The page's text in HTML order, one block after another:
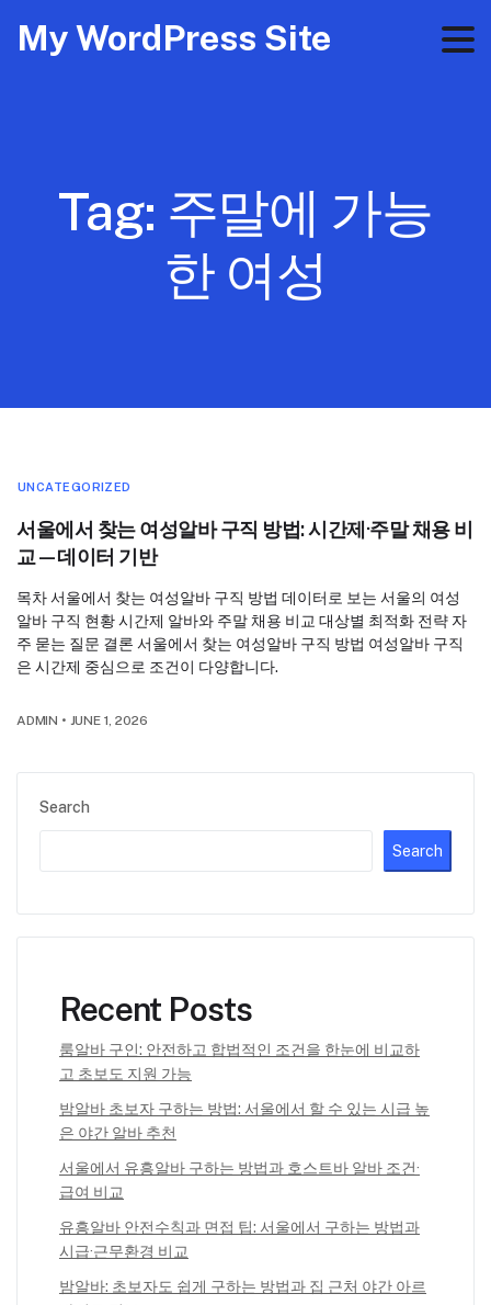
My WordPress Site
Tag: 주말에 가능
한 여성
Search
Search
Recent Posts
룸알바 구인: 안전하고 합법적인 조건을 한눈에 비교하
고 초보도 지원 가능
밤알바 초보자 구하는 방법: 서울에서 할 수 있는 시급 높
은 야간 알바 추천
서울에서 유흥알바 구하는 방법과 호스트바 알바 조건·
급여 비교
유흥알바 안전수칙과 면접 팁: 서울에서 구하는 방법과
시급·근무환경 비교
밤알바: 초보자도 쉽게 구하는 방법과 집 근처 야간 아르
UNCATEGORIZED
서울에서 찾는 여성알바 구직 방법: 시간제·주말 채용 비
교—데이터 기반
목차 서울에서 찾는 여성알바 구직 방법 데이터로 보는 서울의 여성
알바 구직 현황 시간제 알바와 주말 채용 비교 대상별 최적화 전략 자
주 묻는 질문 결론 서울에서 찾는 여성알바 구직 방법 여성알바 구직
은 시간제 중심으로 조건이 다양합니다.
ADMIN • JUNE 1, 2026